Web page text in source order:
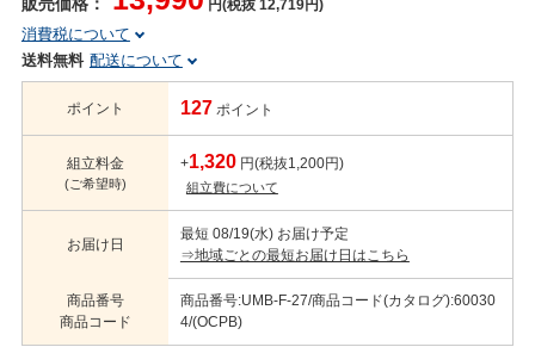
販売価格：
円(税抜 12,719円)
消費税について
送料無料 配送について
ポイント 127 ポイント
組立料金
(ご希望時)
+1,320 円(税抜1,200円)
組立費について
お届け日
最短 08/19(水) お届け予定
⇒地域ごとの最短お届け日はこちら
商品番号
商品コード
商品番号:UMB-F-27/商品コード(カタログ):60030
4/(OCPB)